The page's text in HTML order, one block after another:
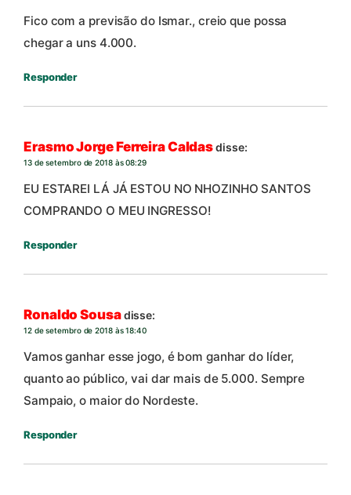
Fico com a previsão do Ismar., creio que possa
chegar a uns 4.000.
Responder
Erasmo Jorge Ferreira Caldasdisse:
13 de setembro de 2018 às 08:29
EU ESTAREI LÁ JÁ ESTOU NO NHOZINHO SANTOS
COMPRANDO O MEU INGRESSO!
Responder
Ronaldo Sousadisse:
12 de setembro de 2018 às 18:40
Vamos ganhar esse jogo, é bom ganhar do líder,
quanto ao público, vai dar mais de 5.000. Sempre
Sampaio, o maior do Nordeste.
Responder